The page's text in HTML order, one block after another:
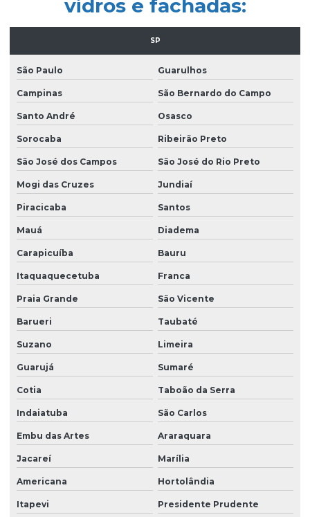
Empresa de limpeza profissional
Empresa de limpeza de vidros
Empresa limpeza de vidros em altura
Empresa de limpeza de vidros e fachadas
Empresa de limpeza de vidros e fachadas sp
Empresa de portaria e limpeza
Empresa de portaria e recepção
Empresa de portaria remota
Empresa de recepcionista terceirização
Empresa de serviço terceirizado
Empresa de serviços terceirizados
Empresa de serviços terceirizados de limpeza
Empresa de terceirização de limpeza
Empresa de terceirização de mão de obra
Empresa de terceirização de serviços de limpeza
vidros e fachadas:
SP
São Paulo Guarulhos
Campinas São Bernardo do Campo
Santo André Osasco
Sorocaba Ribeirão Preto
São José dos Campos São José do Rio Preto
Mogi das Cruzes Jundiaí
Piracicaba Santos
Mauá Diadema
Carapicuíba Bauru
Itaquaquecetuba Franca
Praia Grande São Vicente
Barueri Taubaté
Suzano Limeira
Guarujá Sumaré
Cotia Taboão da Serra
Indaiatuba São Carlos
Embu das Artes Araraquara
Jacareí Marília
Americana Hortolândia
Itapevi Presidente Prudente